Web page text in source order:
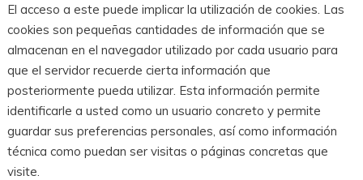
El acceso a este puede implicar la utilización de cookies. Las
cookies son pequeñas cantidades de información que se
almacenan en el navegador utilizado por cada usuario para
que el servidor recuerde cierta información que
posteriormente pueda utilizar. Esta información permite
identificarle a usted como un usuario concreto y permite
guardar sus preferencias personales, así como información
técnica como puedan ser visitas o páginas concretas que
visite.